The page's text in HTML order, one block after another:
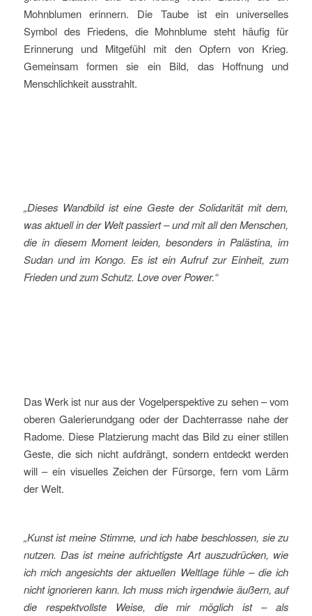
Mohnblumen erinnern. Die Taube ist ein universelles
Symbol des Friedens, die Mohnblume steht häufig für
Erinnerung und Mitgefühl mit den Opfern von Krieg.
Gemeinsam formen sie ein Bild, das Hoffnung und
Menschlichkeit ausstrahlt.
„Dieses Wandbild ist eine Geste der Solidarität mit dem,
was aktuell in der Welt passiert – und mit all den Menschen,
die in diesem Moment leiden, besonders in Palästina, im
Sudan und im Kongo. Es ist ein Aufruf zur Einheit, zum
Frieden und zum Schutz. Love over Power.“
Das Werk ist nur aus der Vogelperspektive zu sehen – vom
oberen Galerierundgang oder der Dachterrasse nahe der
Radome. Diese Platzierung macht das Bild zu einer stillen
Geste, die sich nicht aufdrängt, sondern entdeckt werden
will – ein visuelles Zeichen der Fürsorge, fern vom Lärm
der Welt.
„Kunst ist meine Stimme, und ich habe beschlossen, sie zu
nutzen. Das ist meine aufrichtigste Art auszudrücken, wie
ich mich angesichts der aktuellen Weltlage fühle – die ich
nicht ignorieren kann. Ich muss mich irgendwie äußern, auf
die respektvollste Weise, die mir möglich ist – als